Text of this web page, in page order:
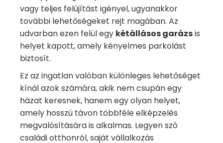
vagy teljes felújítást igényel, ugyanakkor
további lehetőségeket rejt magában. Az
udvarban ezen felül egy kétállásos garázsis
helyet kapott, amely kényelmes parkolást
biztosít.
Ez az ingatlan valóban különleges lehetőséget
kínál azok számára, akik nem csupán egy
házat keresnek, hanem egy olyan helyet,
amely hosszú távon többféle elképzelés
megvalósítására is alkalmas. Legyen szó
családi otthonról, saját vállalkozás